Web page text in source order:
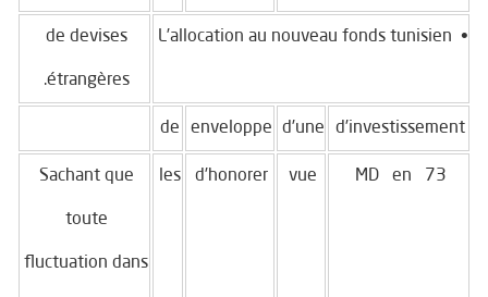
• L’allocation au nouveau fonds tunisien
de devises
étrangères.
d’investissement
d’une
enveloppe
de
73 MD en
vue
d’honorer
les
Sachant que
toute
fluctuation dans